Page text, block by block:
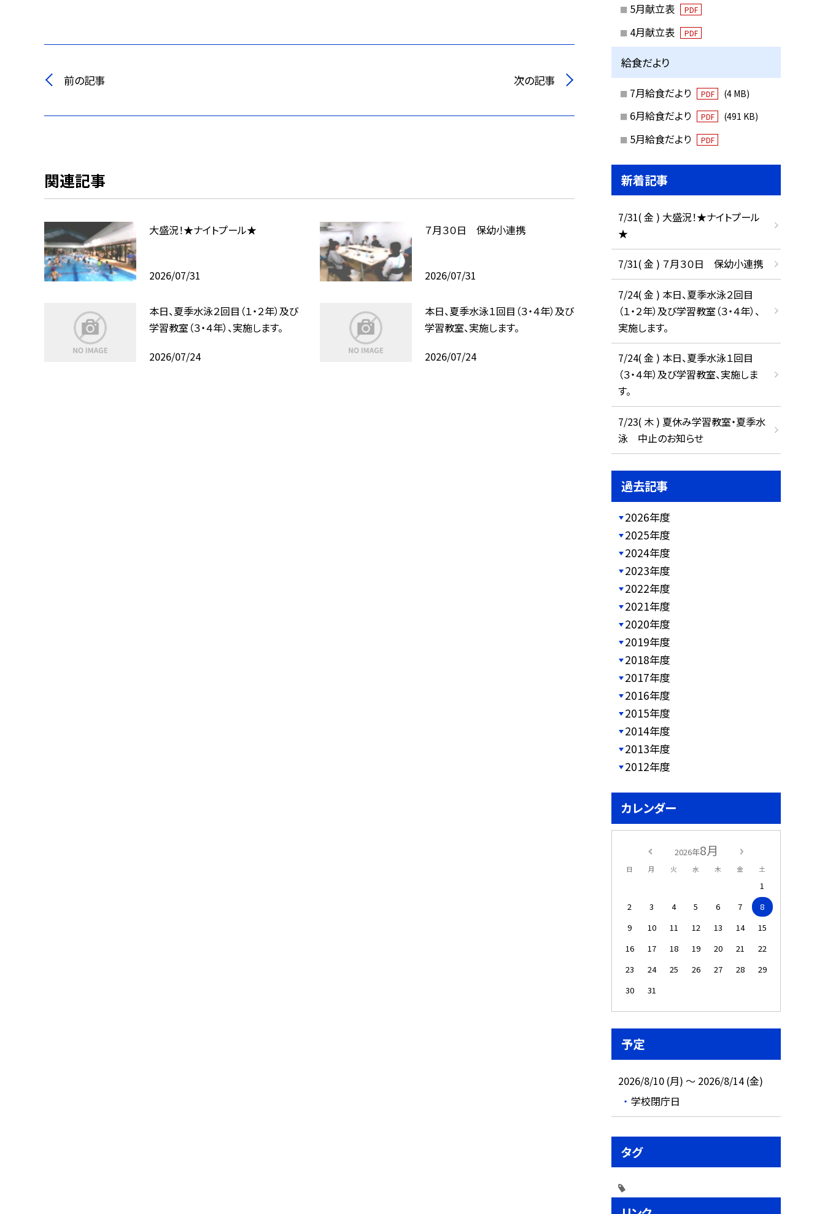
前の記事 次の記事
関連記事
大盛況！★ナイトプール★
2026/07/31
７月３０日 保幼小連携
2026/07/31
本日、夏季水泳２回目（１・２年）及び
学習教室（３・４年）、実施します。
2026/07/24
本日、夏季水泳１回目（３・４年）及び
学習教室、実施します。
2026/07/24
5月献立表 PDF
4月献立表 PDF
給食だより
7月給食だより PDF (4 MB)
6月給食だより PDF (491 KB)
5月給食だより PDF
新着記事
7/31( 金 ) 大盛況！★ナイトプール
★
7/31( 金 ) ７月３０日 保幼小連携
7/24( 金 ) 本日、夏季水泳２回目
（１・２年）及び学習教室（３・４年）、
実施します。
7/24( 金 ) 本日、夏季水泳１回目
（３・４年）及び学習教室、実施しま
す。
7/23( 木 ) 夏休み学習教室・夏季水
泳 中止のお知らせ
過去記事
2026年度
2025年度
2024年度
2023年度
2022年度
2021年度
2020年度
2019年度
2018年度
2017年度
2016年度
2015年度
2014年度
2013年度
2012年度
カレンダー
2026年8月
日 月 火 水 木 金 土
1
2
3 4 5 6 7
8
9
10 11 12 13 14
15
16
17 18 19 20 21
22
23
24 25 26 27 28
29
30
31
予定
2026/8/10 (月) ～ 2026/8/14 (金)
学校閉庁日
タグ